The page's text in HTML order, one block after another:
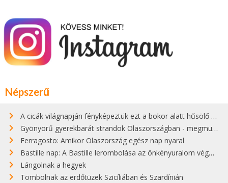
Népszerű
A cicák világnapján fényképeztük ezt a bokor alatt hűsölő cicát Kisorosziban
Gyönyörű gyerekbarát strandok Olaszországban - megmutatjuk a 15 legjobbat
Ferragosto: Amikor Olaszország egész nap nyaral
Bastille nap: A Bastille lerombolása az önkényuralom végét jelentette
Lángolnak a hegyek
Tombolnak az erdőtüzek Szicíliában és Szardínián